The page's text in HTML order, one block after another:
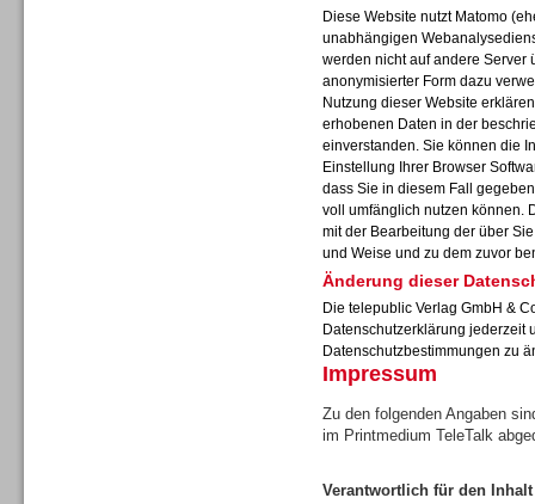
Diese Website nutzt Matomo
unabhängigen
werden nicht auf andere Server
anonymisierter Form dazu
Nutzung dieser Website
erhobenen Daten in der
einverstanden. Sie können die
Einstellung Ihrer Browser
dass Sie in diesem Fall
voll umfänglich nutzen können.
mit der Bearbeitung der über
und Weise und zu dem zuvor
Änderung dieser
Die telepublic Verlag GmbH &
Datenschutzerklärung jederzeit
Datenschutzbestimmungen zu
Impressum
Zu den folgenden Angaben
im Printmedium TeleTalk
Verantwortlich für den